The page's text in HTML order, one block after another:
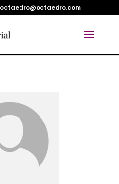
octaedro@octaedro.com